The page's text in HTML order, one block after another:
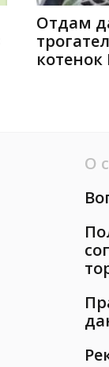
Отдам
О